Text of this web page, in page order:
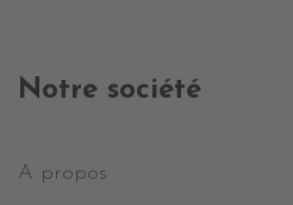
Notre société
A propos